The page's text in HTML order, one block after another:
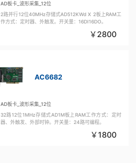
AD板卡_波形采集_12位
2路并行12位40MHz存储式AD512KWd X 2板上RAM工
作方式：定时器、外触发。开关量：16DI16DO。
2800
AC6682
AD板卡_波形采集_12位
32路12位1MHz存储式AD1M板上RAM工作方式：定时
器、外触发、外部时钟。开关量：24路可编程。
1800